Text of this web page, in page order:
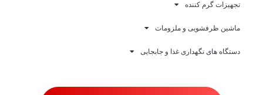
تجهیزات گرم کننده
ماشین ظرفشویی و ملزومات
دستگاه های نگهداری غذا و جابجایی